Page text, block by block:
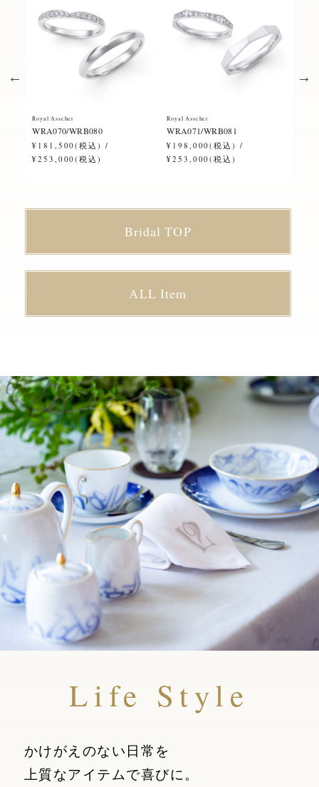
Royal Asscher
WRA070/WRB080
¥181,500(税込) /
¥253,000(税込)
Royal Asscher
WRA071/WRB081
¥198,000(税込) /
¥253,000(税込)
Bridal TOP
ALL Item
Life Style
かけがえのない日常を
上質なアイテムで喜びに。